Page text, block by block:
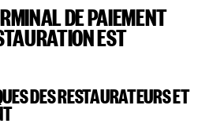
DE PAIEMENT
EST
DES RESTAURATEURS ET